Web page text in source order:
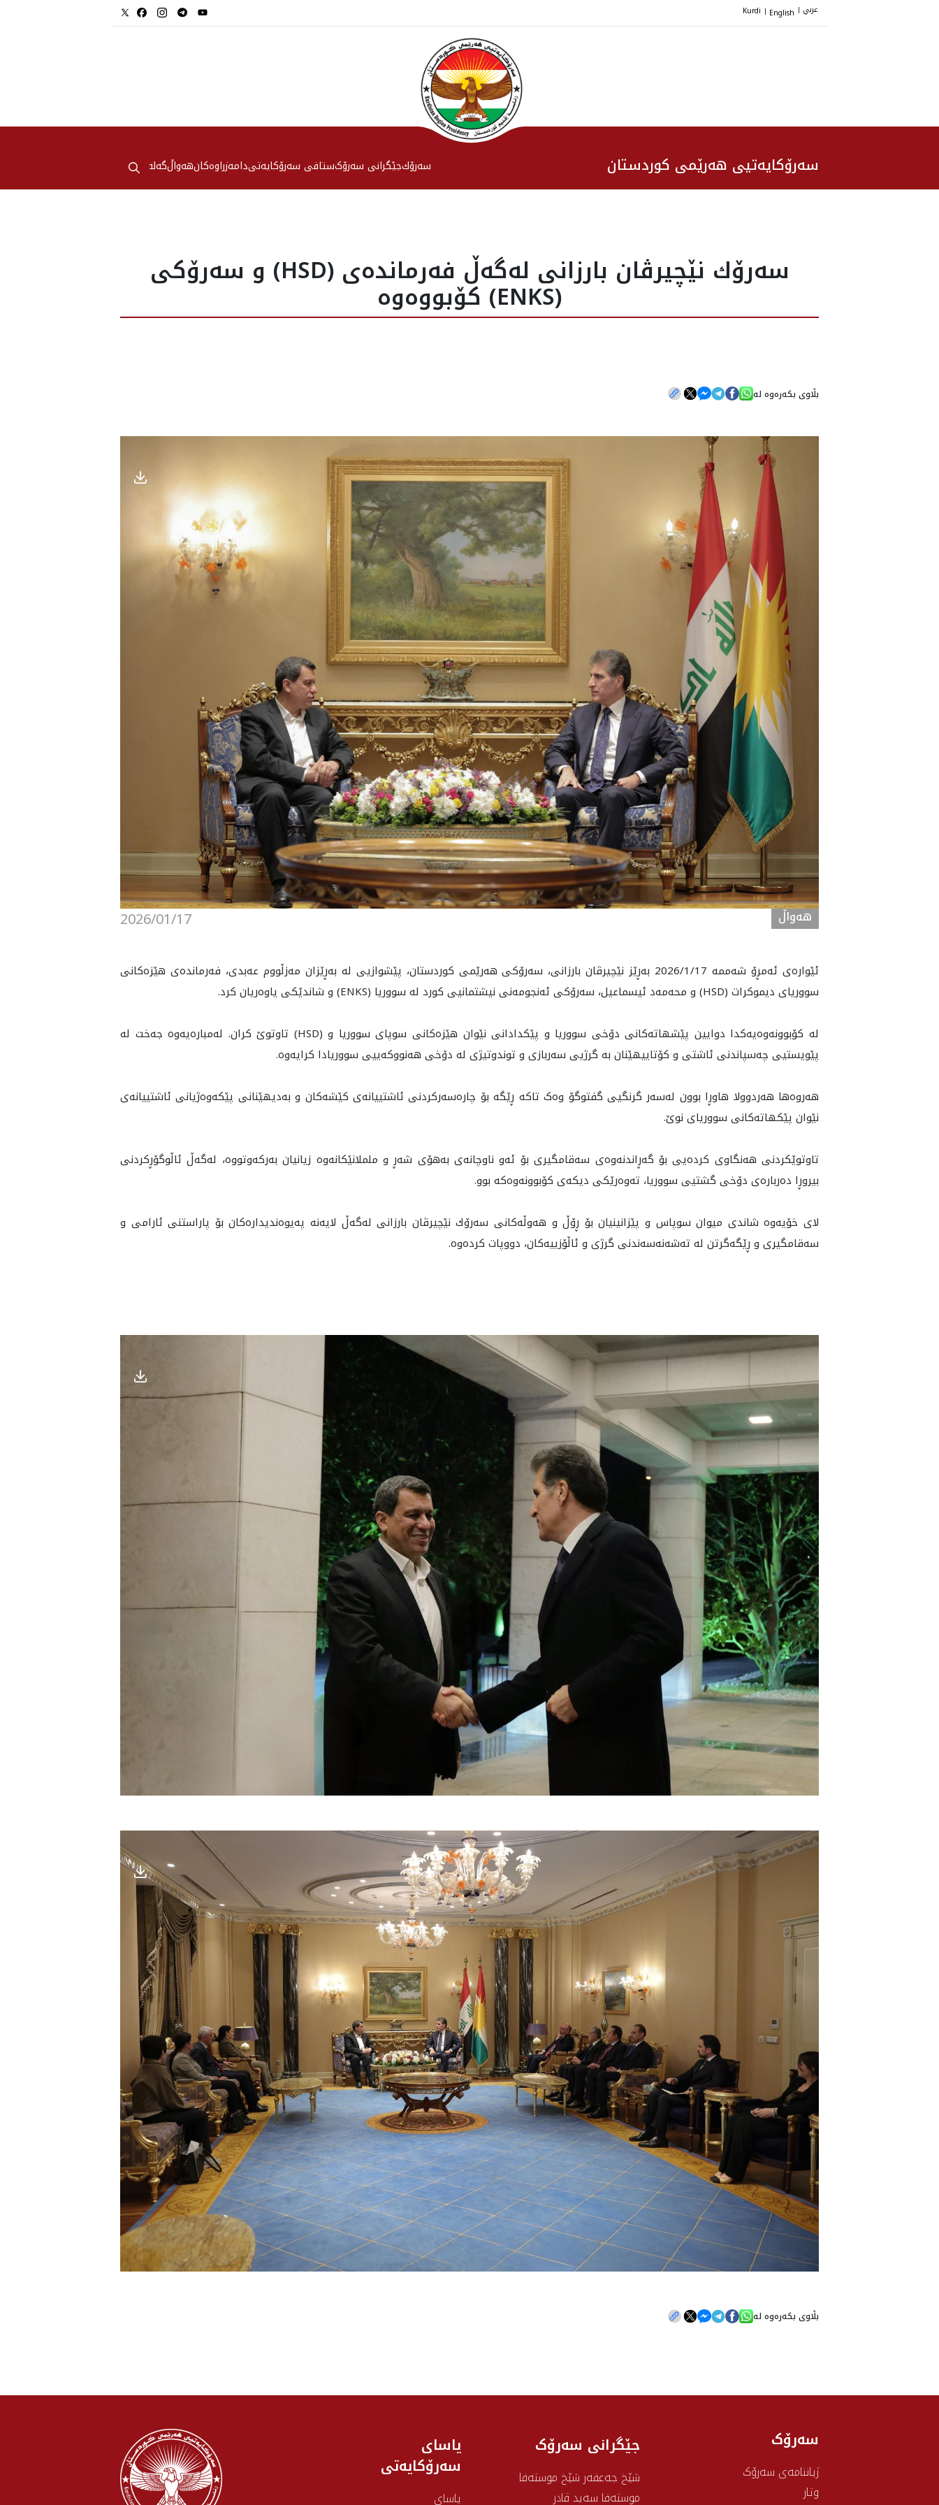
عربي |
English
|
Kurdi
سەرۆکایەتیی هەرێمی کوردستان سەرۆكجێگرانی سه‌رۆکستافی سەرۆکایەتیدامەزراوەکانهه‌واڵگەلەری
⚲
سه‌رۆك نێچيرڤان بارزانى له‌گه‌ڵ فه‌رمانده‌ى (HSD) و سه‌رۆكى
(ENKS) كۆبووه‌وه‌
بڵاوی بکەرەوە لە
2026/01/17 هه‌واڵ
ئێواره‌ی ئه‌مڕۆ شه‌ممه‌ 2026/1/17 به‌ڕێز نێچیرڤان بارزانی، سه‌رۆکی هه‌رێمی کوردستان، پێشوازیی له‌ به‌ڕێزان مه‌زڵووم عه‌بدی، فه‌رمانده‌ی هێزه‌کانی
سووریای دیموکرات (HSD) و محه‌مه‌د ئیسماعیل، سه‌رۆکی ئه‌نجومه‌نی نیشتمانیی کورد له‌ سووریا (ENKS) و شاندێكى ياوه‌ريان کرد.
له‌ كۆبوونه‌وه‌يه‌كدا دوايين پێشهاته‌كانى دۆخى سووريا و پێكدادانى نێوان هێزه‌كانى سوپاى سووريا و (HSD) تاوتوێ كران. له‌مباره‌يه‌وه‌ جەخت لە
پێویستیی چەسپاندنی ئاشتی و کۆتاییهێنان بە گرژیی سەربازی و توندوتیژی لە دۆخی هەنووکەیيی سووریادا کرایەوە.
هەروەها هه‌ردوولا هاوڕا بوون له‌سه‌ر گرنگيى گفتوگۆ وه‌ک تاکە ڕێگە بۆ چاره‌سه‌ركردنى ئاشتييانه‌ى كێشه‌كان و به‌دیهێنانی پێکەوەژیانی ئاشتییانەی
نێوان پێکهاتەکانی سووریای نوێ.
تاوتوێکردنی هەنگاوی کردەیی بۆ گەڕاندنەوەی سەقامگیری بۆ ئەو ناوچانەی بەهۆی شەڕ و ململانێکانەوە زیانیان بەرکەوتووە، لەگەڵ ئاڵوگۆڕکردنی
بیروڕا دەربارەی دۆخی گشتیی سووریا، تەوەرێکی دیکەی کۆبوونەوەکە بوو.
لاى خۆيه‌وه‌ شاندى ميوان سوپاس و پێزانينيان بۆ ڕۆڵ و هه‌وڵه‌كانى سه‌رۆك نێچيرڤان بارزانى له‌گه‌ڵ لايه‌نه‌ په‌يوه‌نديداره‌كان بۆ پاراستنى ئارامى و
سه‌قامگيرى و ڕێگه‌گرتن له‌ ته‌شه‌نه‌سه‌ندنى گرژى و ئاڵۆزييه‌كان، دووپات كرده‌وه‌.
بڵاوی بکەرەوە لە
سەرۆک
ژیاننامەی سەرۆک
وتار
جێگرانی سه‌رۆک
شێخ جەعفەر شێخ موستەفا
موستەفا سەید قادر
یاسای
سەرۆکایەتی
یاسای